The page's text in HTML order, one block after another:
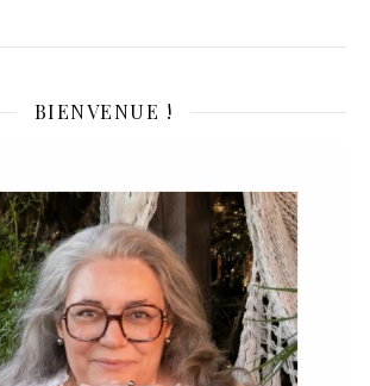
BIENVENUE !